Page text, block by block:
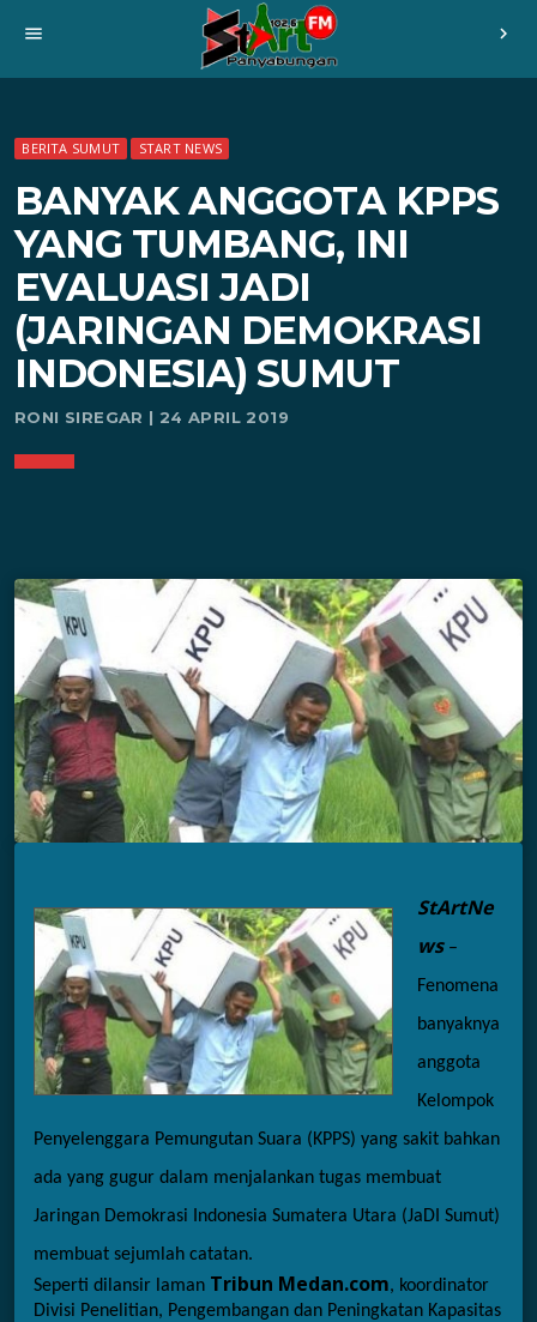
menu chevron_right
BERITA SUMUT START NEWS
BANYAK ANGGOTA KPPS
YANG TUMBANG, INI
EVALUASI JADI
(JARINGAN DEMOKRASI
INDONESIA) SUMUT
RONI SIREGAR | 24 APRIL 2019
StArtNe
ws –
Fenomena
banyaknya
anggota
Kelompok
Penyelenggara Pemungutan Suara (KPPS) yang sakit bahkan
ada yang gugur dalam menjalankan tugas membuat
Jaringan Demokrasi Indonesia Sumatera Utara (JaDI Sumut)
membuat sejumlah catatan.
Seperti dilansir laman Tribun Medan.com, koordinator
Divisi Penelitian, Pengembangan dan Peningkatan Kapasitas